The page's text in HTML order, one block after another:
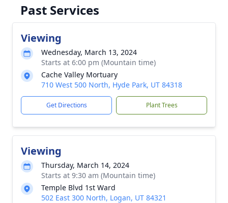
Past Services
Viewing
Wednesday, March 13, 2024
Starts at 6:00 pm (Mountain time)
Cache Valley Mortuary
710 West 500 North, Hyde Park, UT 84318
Get Directions Plant Trees
Viewing
Thursday, March 14, 2024
Starts at 9:30 am (Mountain time)
Temple Blvd 1st Ward
502 East 300 North, Logan, UT 84321